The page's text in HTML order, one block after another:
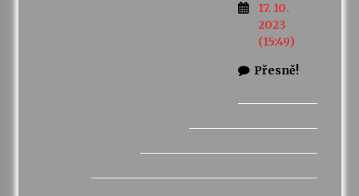
17. 10.
2023
(15:49)
Přesně!